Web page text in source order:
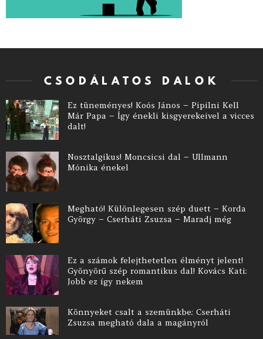
CSODÁLATOS DALOK
Ez tüneményes! Koós János – Pipilni Kell
Már Papa – Így énekli kisgyerekeivel a vicces
dalt!
Nosztalgikus! Moncsicsi dal – Ullmann
Mónika énekel
Megható! Különlegesen szép duett – Korda
György – Cserháti Zsuzsa – Maradj még
Ez a számok felejthetetlen élményt jelent!
Gyönyörű szép romantikus dal! Kovács Kati:
Jobb ez így nekem
Könnyeket csalt a szemünkbe: Cserháti
Zsuzsa megható dala a magányról